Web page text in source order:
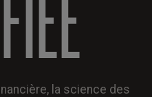
la science des